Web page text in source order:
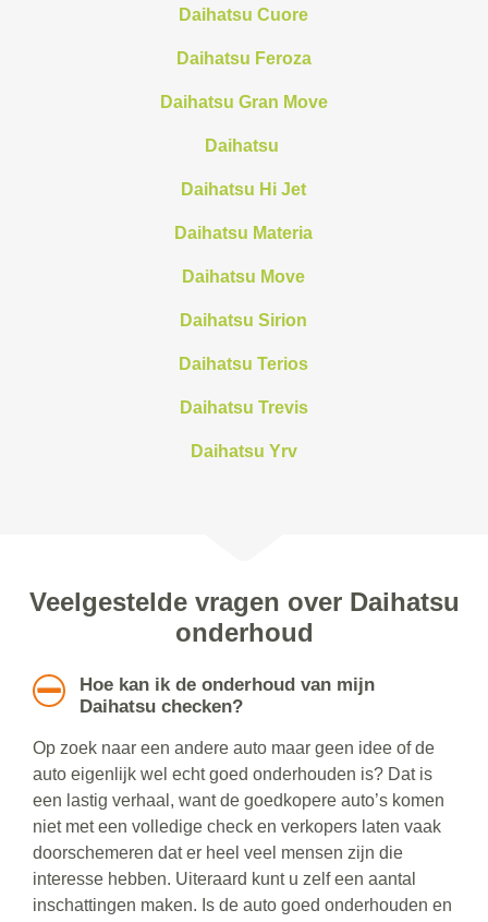
Daihatsu Cuore
Daihatsu Feroza
Daihatsu Gran Move
Daihatsu
Daihatsu Hi Jet
Daihatsu Materia
Daihatsu Move
Daihatsu Sirion
Daihatsu Terios
Daihatsu Trevis
Daihatsu Yrv
Veelgestelde vragen over Daihatsu
onderhoud
Hoe kan ik de onderhoud van mijn
Daihatsu checken?
Op zoek naar een andere auto maar geen idee of de
auto eigenlijk wel echt goed onderhouden is? Dat is
een lastig verhaal, want de goedkopere auto’s komen
niet met een volledige check en verkopers laten vaak
doorschemeren dat er heel veel mensen zijn die
interesse hebben. Uiteraard kunt u zelf een aantal
inschattingen maken. Is de auto goed onderhouden en